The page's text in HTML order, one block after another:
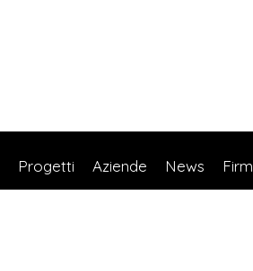
Progetti Aziende News